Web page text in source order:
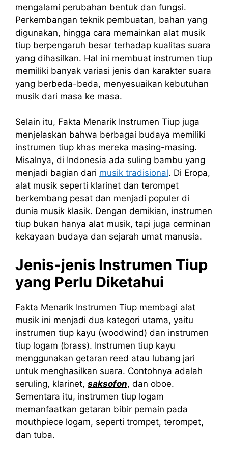
mengalami perubahan bentuk dan fungsi.
Perkembangan teknik pembuatan, bahan yang
digunakan, hingga cara memainkan alat musik
tiup berpengaruh besar terhadap kualitas suara
yang dihasilkan. Hal ini membuat instrumen tiup
memiliki banyak variasi jenis dan karakter suara
yang berbeda-beda, menyesuaikan kebutuhan
musik dari masa ke masa.
Selain itu, Fakta Menarik Instrumen Tiup juga
menjelaskan bahwa berbagai budaya memiliki
instrumen tiup khas mereka masing-masing.
Misalnya, di Indonesia ada suling bambu yang
menjadi bagian dari musik tradisional. Di Eropa,
alat musik seperti klarinet dan terompet
berkembang pesat dan menjadi populer di
dunia musik klasik. Dengan demikian, instrumen
tiup bukan hanya alat musik, tapi juga cerminan
kekayaan budaya dan sejarah umat manusia.
Jenis-jenis Instrumen Tiup
yang Perlu Diketahui
Fakta Menarik Instrumen Tiup membagi alat
musik ini menjadi dua kategori utama, yaitu
instrumen tiup kayu (woodwind) dan instrumen
tiup logam (brass). Instrumen tiup kayu
menggunakan getaran reed atau lubang jari
untuk menghasilkan suara. Contohnya adalah
seruling, klarinet, saksofon, dan oboe.
Sementara itu, instrumen tiup logam
memanfaatkan getaran bibir pemain pada
mouthpiece logam, seperti trompet, terompet,
dan tuba.